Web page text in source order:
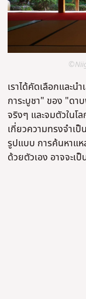
เราได้คัดเลือกและ
การะบูชา" ของ "ดา
จริงๆ และจมตัวในโ
เกี่ยวความทรงจำเ
รูปแบบ การค้นหาแห
ด้วยตัวเอง อาจจะเ